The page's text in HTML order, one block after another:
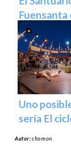
Fuensanta
Murcia: Un
Lugar de
Devoción y
Belleza
Uno
sería El
Autor:chomon